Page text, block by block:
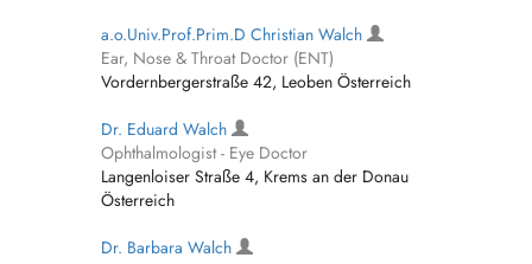
a.o.Univ.Prof.Prim.D Christian Walch
Ear, Nose & Throat Doctor (ENT)
Vordernbergerstraße 42, Leoben Österreich
Dr. Eduard Walch
Ophthalmologist - Eye Doctor
Langenloiser Straße 4, Krems an der Donau
Österreich
Dr. Barbara Walch